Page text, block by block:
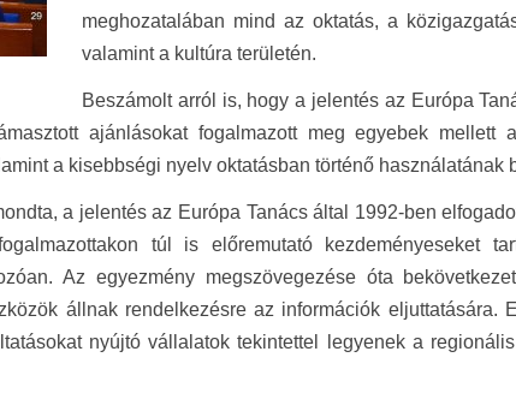
meghozatalában mind az oktatás, a
valamint a kultúra területén.
Beszámolt arról is, hogy a jelentés az Európa
ajánlásokat fogalmazott meg egyebek mellett
a kisebbségi nyelv oktatásban történő használatának
a jelentés az Európa Tanács által 1992-ben
túl is előremutató kezdeményeseket
Az egyezmény megszövegezése óta
állnak rendelkezésre az információk eljuttatására.
nyújtó vállalatok tekintettel legyenek a